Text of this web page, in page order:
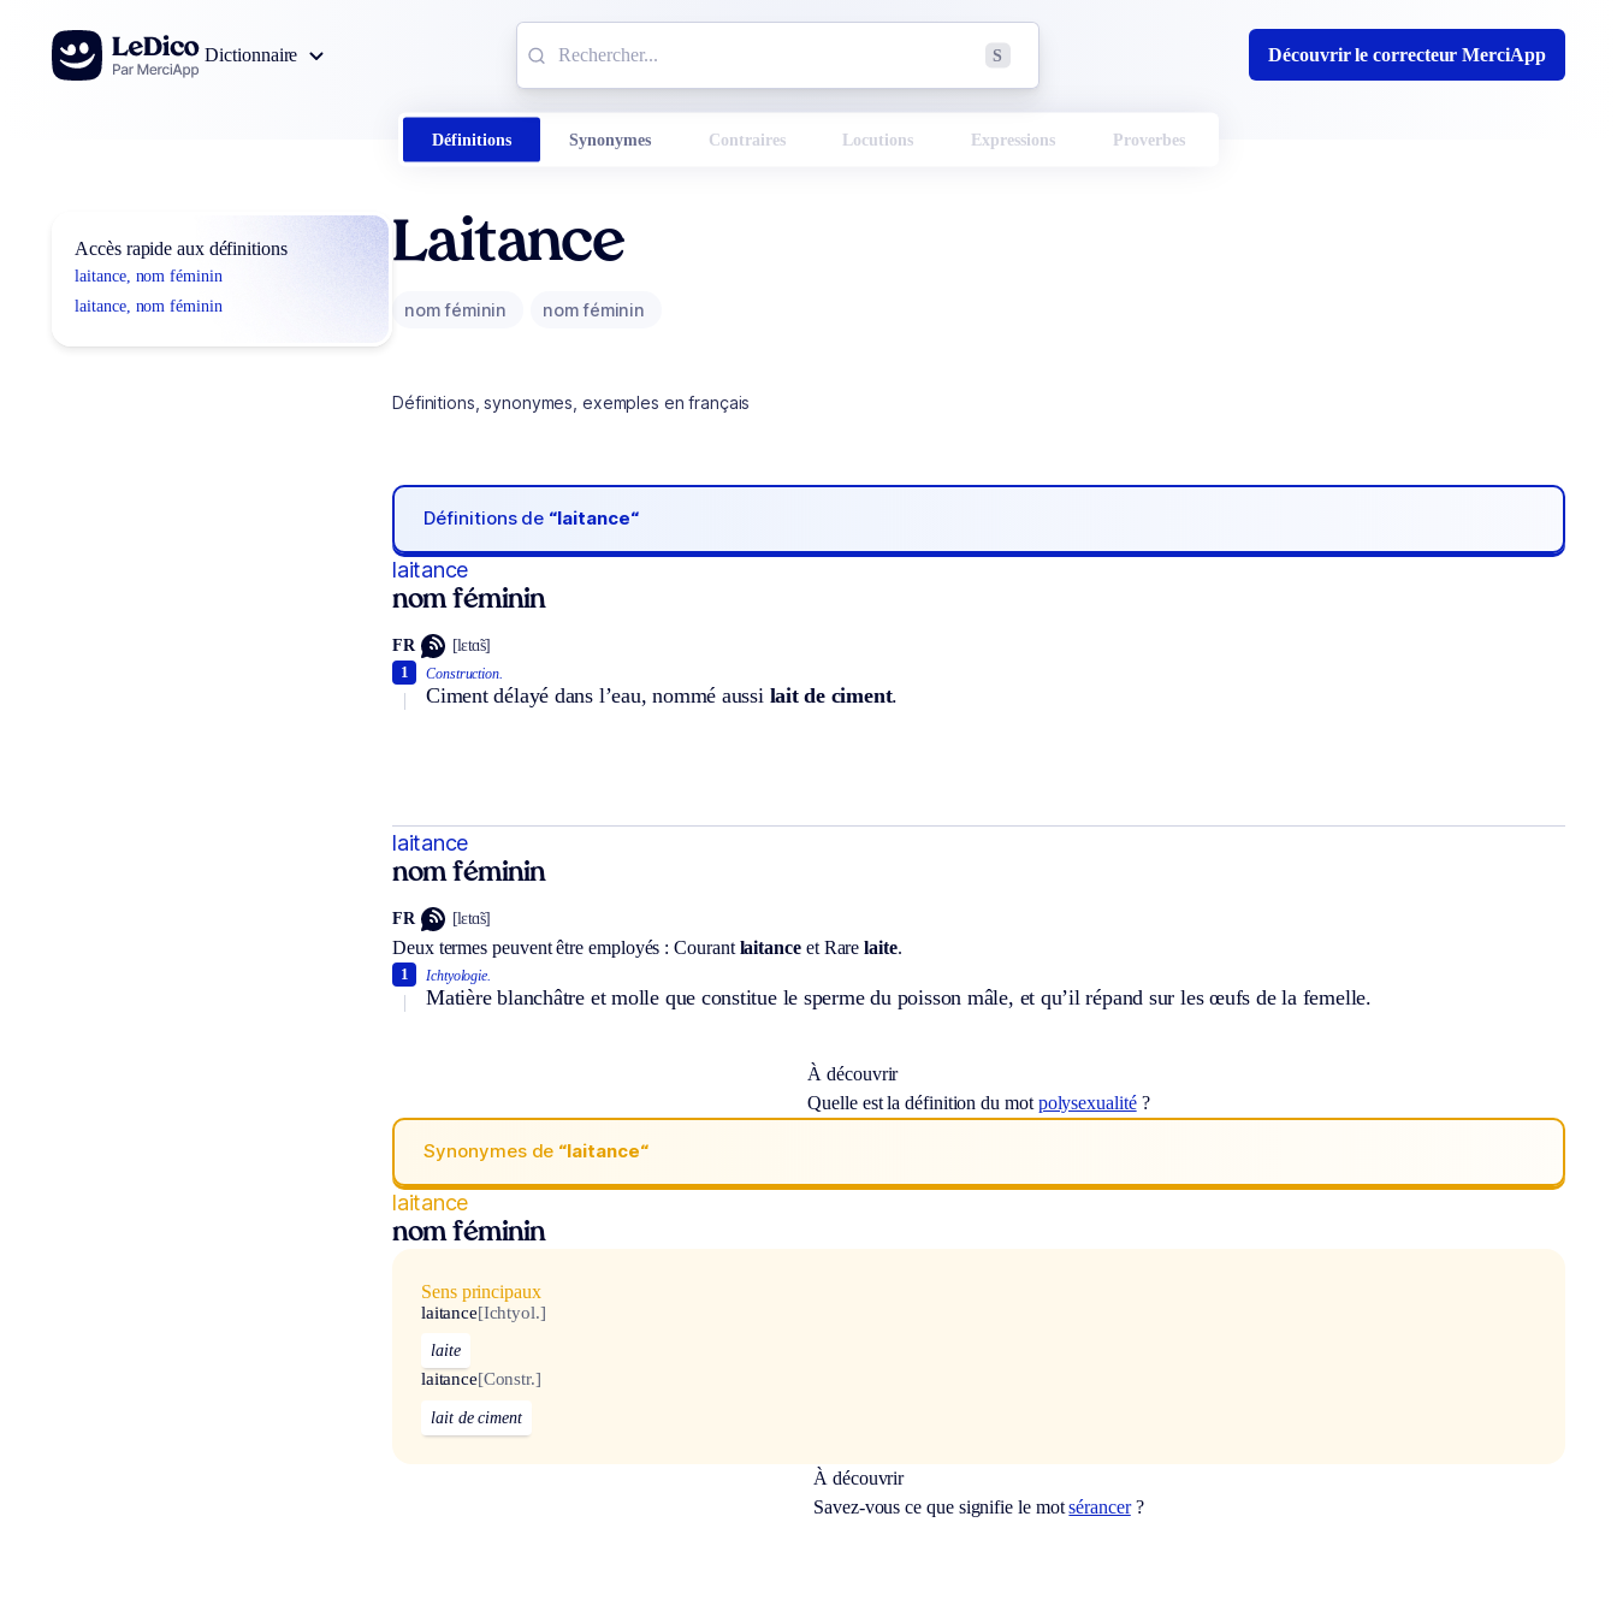
Aller au contenu
Dictionnaire
S Découvrir le correcteur MerciApp
Définitions Synonymes Contraires Locutions Expressions Proverbes
Accès rapide aux définitions
laitance, nom féminin
laitance, nom féminin
Laitance
nom féminin nom féminin
Définitions, synonymes, exemples en français
Définitions de “laitance“
laitance
nom féminin
FR [lɛtɑ̃s]
Construction.
Ciment délayé dans l’eau, nommé aussi lait de ciment.
1
laitance
nom féminin
FR [lɛtɑ̃s]
Deux termes peuvent être employés :Courant laitanceet Rare laite.
Ichtyologie.
Matière blanchâtre et molle que constitue le sperme du poisson mâle, et qu’il répand sur les œufs de la femelle.
1
À découvrir
Quelle est la définition du mot polysexualité?
Synonymes de “laitance“
laitance
nom féminin
Sens principaux
laitance[Ichtyol.]
laite
laitance[Constr.]
lait de ciment
À découvrir
Savez-vous ce que signifie le motsérancer?